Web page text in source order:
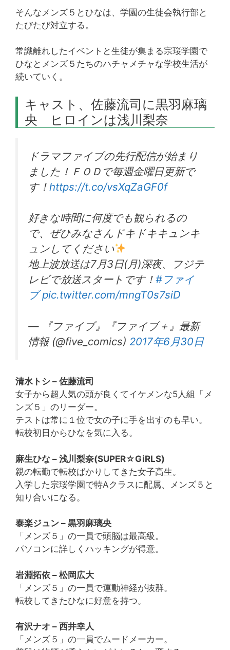
そんなメンズ５とひなは、学園の生徒会執行部と
たびたび対立する。
常識離れしたイベントと生徒が集まる宗珱学園で
ひなとメンズ５たちのハチャメチャな学校生活が
続いていく。
キャスト、佐藤流司に黒羽麻璃
央 ヒロインは浅川梨奈
ドラマファイブの先行配信が始まり
ました！ＦＯＤで毎週金曜日更新で
す！ https://t.co/vsXqZaGF0f
好きな時間に何度でも観られるの
で、ぜひみなさんドキドキキュンキ
ュンしてください
地上波放送は7月3日(月)深夜、フジテ
レビで放送スタートです！ #ファイ
ブ pic.twitter.com/mngT0s7siD
— 『ファイブ』『ファイブ＋』最新
情報 (@five_comics) 2017年6月30日
清水トシ – 佐藤流司
女子から超人気の頭が良くてイケメンな5人組「メ
ンズ５」のリーダー。
テストは常に１位で女の子に手を出すのも早い。
転校初日からひなを気に入る。
麻生ひな – 浅川梨奈(SUPER☆GiRLS)
親の転勤で転校ばかりしてきた女子高生。
入学した宗珱学園で特Aクラスに配属、メンズ５と
知り合いになる。
泰楽ジュン – 黒羽麻璃央
「メンズ５」の一員で頭脳は最高級。
パソコンに詳しくハッキングが得意。
岩淵拓依 – 松岡広大
「メンズ５」の一員で運動神経が抜群。
転校してきたひなに好意を持つ。
有沢ナオ – 西井幸人
「メンズ５」の一員でムードメーカー。